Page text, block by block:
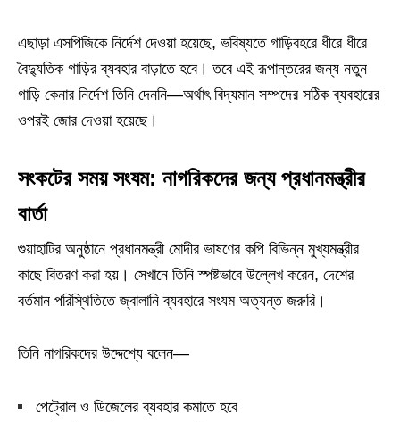
এছাড়া এসপিজিকে নির্দেশ দেওয়া হয়েছে, ভবিষ্যতে গাড়িবহরে ধীরে ধীরে
বৈদ্যুতিক গাড়ির ব্যবহার বাড়াতে হবে। তবে এই রূপান্তরের জন্য নতুন
গাড়ি কেনার নির্দেশ তিনি দেননি—অর্থাৎ বিদ্যমান সম্পদের সঠিক ব্যবহারের
ওপরই জোর দেওয়া হয়েছে।
সংকটের সময় সংযম: নাগরিকদের জন্য প্রধানমন্ত্রীর
বার্তা
গুয়াহাটির অনুষ্ঠানে প্রধানমন্ত্রী মোদীর ভাষণের কপি বিভিন্ন মুখ্যমন্ত্রীর
কাছে বিতরণ করা হয়। সেখানে তিনি স্পষ্টভাবে উল্লেখ করেন, দেশের
বর্তমান পরিস্থিতিতে জ্বালানি ব্যবহারে সংযম অত্যন্ত জরুরি।
তিনি নাগরিকদের উদ্দেশ্যে বলেন—
পেট্রোল ও ডিজেলের ব্যবহার কমাতে হবে